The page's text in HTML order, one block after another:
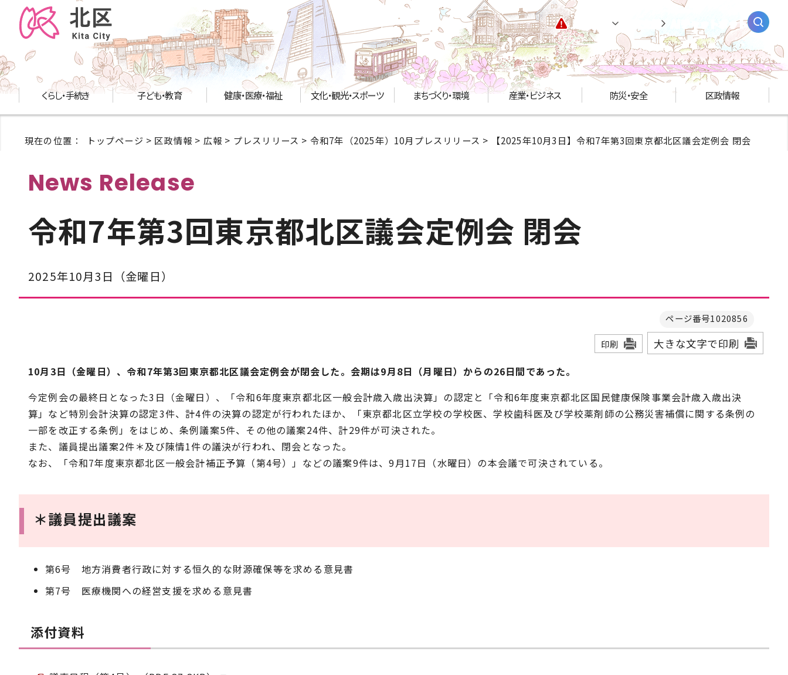
緊急情報 AIチャットボット
くらし・手続き 子ども・教育 健康・医療・福祉 文化・観光・スポーツ まちづくり・環境 産業・ビジネス 防災・安全 区政情報
現在の位置： トップページ > 区政情報 > 広報 > プレスリリース > 令和7年（2025年）10月プレスリリース > 【2025年10月3日】令和7年第3回東京都北区議会定例会 閉会
News Release
令和7年第3回東京都北区議会定例会 閉会
2025年10月3日（金曜日）
ページ番号1020856
印刷 大きな文字で印刷
10月3日（金曜日）、令和7年第3回東京都北区議会定例会が閉会した。会期は9月8日（月曜日）からの26日間であった。
今定例会の最終日となった3日（金曜日）、「令和6年度東京都北区一般会計歳入歳出決算」の認定と「令和6年度東京都北区国民健康保険事業会計歳入歳出決
算」など特別会計決算の認定3件、計4件の決算の認定が行われたほか、「東京都北区立学校の学校医、学校歯科医及び学校薬剤師の公務災害補償に関する条例の
一部を改正する条例」をはじめ、条例議案5件、その他の議案24件、計29件が可決された。
また、議員提出議案2件＊及び陳情1件の議決が行われ、閉会となった。
なお、「令和7年度東京都北区一般会計補正予算（第4号）」などの議案9件は、9月17日（水曜日）の本会議で可決されている。
＊議員提出議案
第6号 地方消費者行政に対する恒久的な財源確保等を求める意見書
第7号 医療機関への経営支援を求める意見書
添付資料